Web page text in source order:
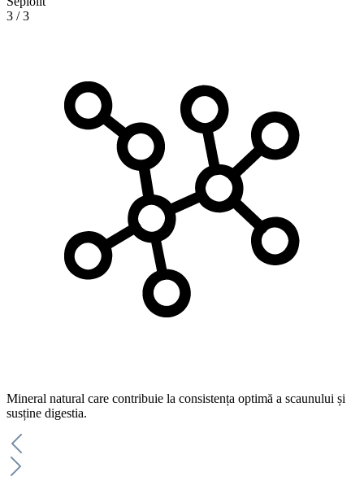
3 /3
Mineral natural care contribuie la consistența optimă a scaunului și
susține digestia.